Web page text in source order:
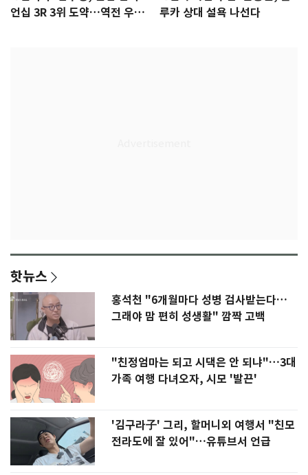
언십 3R 3위 도약…역전 우승
루카 상대 설욕 나선다
핫뉴스
홍석천 "6개월마다 성병 검사받는다…
그래야 맘 편히 성생활" 깜짝 고백
"친정엄마는 되고 시댁은 안 되냐"…3대
가족 여행 다녀오자, 시모 '발끈'
'김구라子' 그리, 할머니외 여행서 "친모
전라도에 잘 있어"…유튜브서 언급